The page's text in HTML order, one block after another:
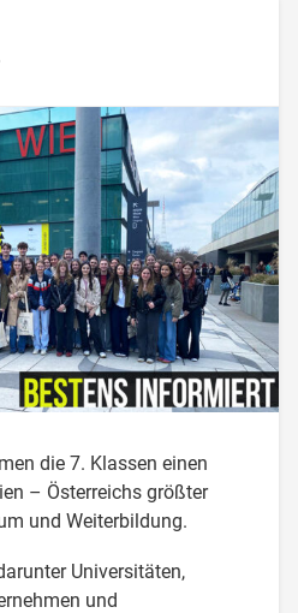
die 7. Klassen einen
– Österreichs größter
und Weiterbildung.
Universitäten,
und